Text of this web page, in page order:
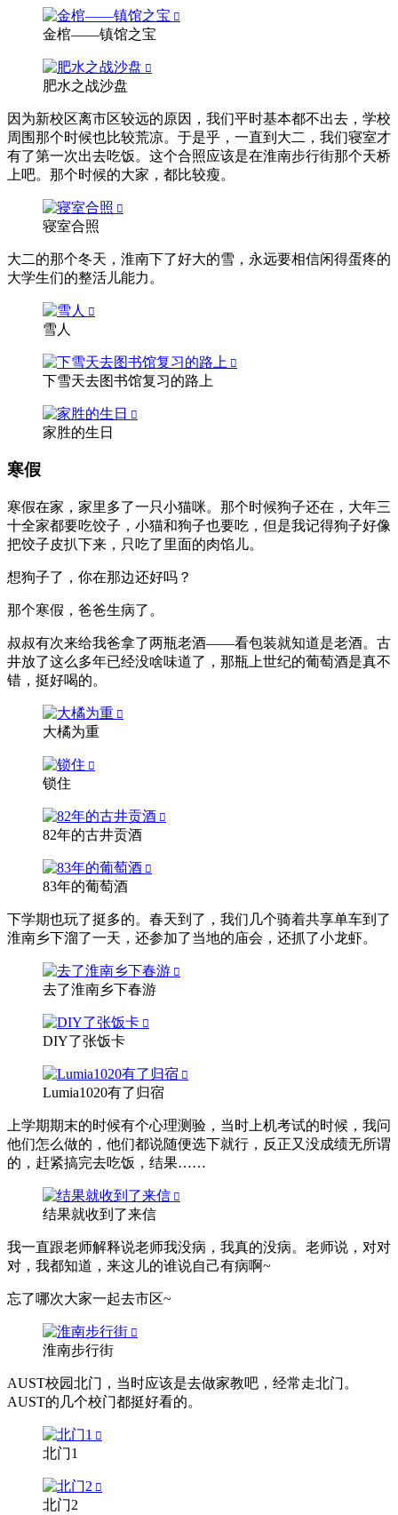
金棺——镇馆之宝
肥水之战沙盘
因为新校区离市区较远的原因，我们平时基本都不出去，学校
周围那个时候也比较荒凉。于是乎，一直到大二，我们寝室才
有了第一次出去吃饭。这个合照应该是在淮南步行街那个天桥
上吧。那个时候的大家，都比较瘦。
寝室合照
大二的那个冬天，淮南下了好大的雪，永远要相信闲得蛋疼的
大学生们的整活儿能力。
雪人
下雪天去图书馆复习的路上
家胜的生日
寒假
寒假在家，家里多了一只小猫咪。那个时候狗子还在，大年三
十全家都要吃饺子，小猫和狗子也要吃，但是我记得狗子好像
把饺子皮扒下来，只吃了里面的肉馅儿。
想狗子了，你在那边还好吗？
那个寒假，爸爸生病了。
叔叔有次来给我爸拿了两瓶老酒——看包装就知道是老酒。古
井放了这么多年已经没啥味道了，那瓶上世纪的葡萄酒是真不
错，挺好喝的。
大橘为重
锁住
82年的古井贡酒
83年的葡萄酒
下学期也玩了挺多的。春天到了，我们几个骑着共享单车到了
淮南乡下溜了一天，还参加了当地的庙会，还抓了小龙虾。
去了淮南乡下春游
DIY了张饭卡
Lumia1020有了归宿
上学期期末的时候有个心理测验，当时上机考试的时候，我问
他们怎么做的，他们都说随便选下就行，反正又没成绩无所谓
的，赶紧搞完去吃饭，结果……
结果就收到了来信
我一直跟老师解释说老师我没病，我真的没病。老师说，对对
对，我都知道，来这儿的谁说自己有病啊~
忘了哪次大家一起去市区~
淮南步行街
AUST校园北门，当时应该是去做家教吧，经常走北门。
AUST的几个校门都挺好看的。
北门1
北门2